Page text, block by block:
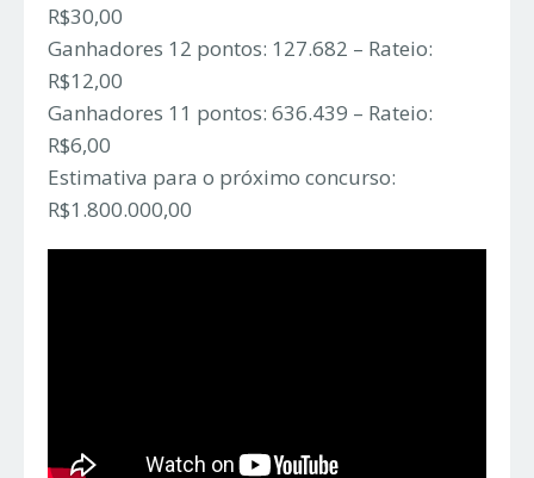
R$30,00
Ganhadores 12 pontos: 127.682 – Rateio:
R$12,00
Ganhadores 11 pontos: 636.439 – Rateio:
R$6,00
Estimativa para o próximo concurso:
R$1.800.000,00